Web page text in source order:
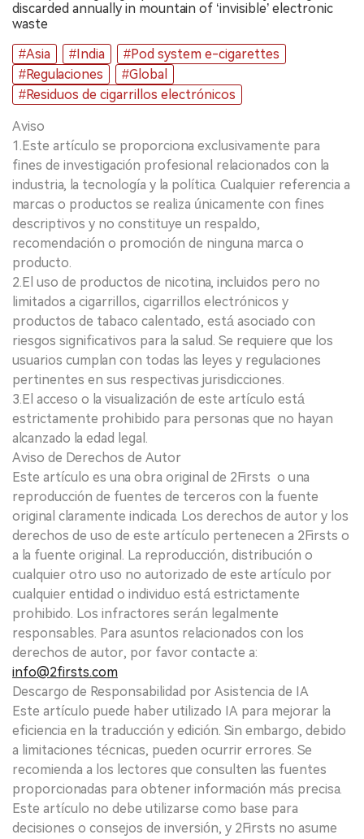
discarded annually in mountain of ‘invisible’ electronic
waste
#Asia
#India
#Pod system e-cigarettes
#Regulaciones
#Global
#Residuos de cigarrillos electrónicos
Aviso
1.Este artículo se proporciona exclusivamente para
fines de investigación profesional relacionados con la
industria, la tecnología y la política. Cualquier referencia a
marcas o productos se realiza únicamente con fines
descriptivos y no constituye un respaldo,
recomendación o promoción de ninguna marca o
producto.
2.El uso de productos de nicotina, incluidos pero no
limitados a cigarrillos, cigarrillos electrónicos y
productos de tabaco calentado, está asociado con
riesgos significativos para la salud. Se requiere que los
usuarios cumplan con todas las leyes y regulaciones
pertinentes en sus respectivas jurisdicciones.
3.El acceso o la visualización de este artículo está
estrictamente prohibido para personas que no hayan
alcanzado la edad legal.
Aviso de Derechos de Autor
Este artículo es una obra original de 2Firsts o una
reproducción de fuentes de terceros con la fuente
original claramente indicada. Los derechos de autor y los
derechos de uso de este artículo pertenecen a 2Firsts o
a la fuente original. La reproducción, distribución o
cualquier otro uso no autorizado de este artículo por
cualquier entidad o individuo está estrictamente
prohibido. Los infractores serán legalmente
responsables. Para asuntos relacionados con los
derechos de autor, por favor contacte a:
info@2firsts.com
Descargo de Responsabilidad por Asistencia de IA
Este artículo puede haber utilizado IA para mejorar la
eficiencia en la traducción y edición. Sin embargo, debido
a limitaciones técnicas, pueden ocurrir errores. Se
recomienda a los lectores que consulten las fuentes
proporcionadas para obtener información más precisa.
Este artículo no debe utilizarse como base para
decisiones o consejos de inversión, y 2Firsts no asume